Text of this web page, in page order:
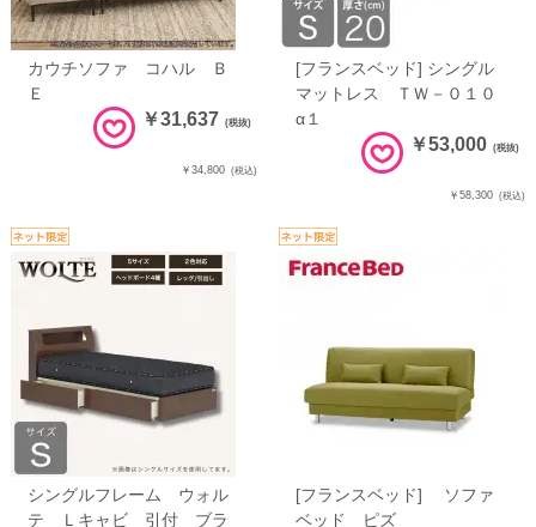
カウチソファ コハル Ｂ
Ｅ
￥31,637 (税抜)
￥34,800 (税込)
[フランスベッド] シングル
マットレス ＴＷ－０１０
α１
￥53,000 (税抜)
￥58,300 (税込)
シングルフレーム ウォル
テ Ｌキャビ 引付 ブラ
[フランスベッド] ソファ
ベッド ピズ